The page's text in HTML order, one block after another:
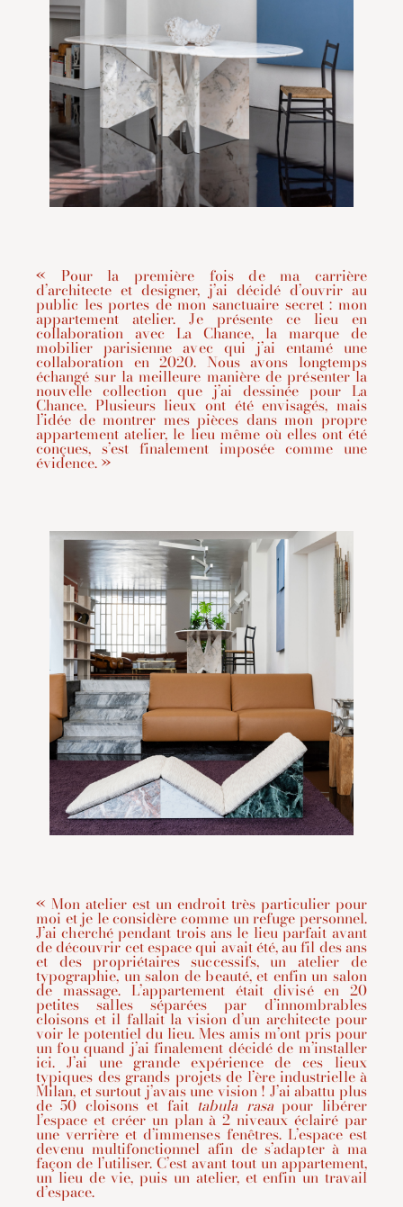
« Pour la première fois de ma carrière
d’architecte et designer, j’ai décidé d’ouvrir au
public les portes de mon sanctuaire secret : mon
appartement atelier. Je présente ce lieu en
collaboration avec La Chance, la marque de
mobilier parisienne avec qui j’ai entamé une
collaboration en 2020. Nous avons longtemps
échangé sur la meilleure manière de présenter la
nouvelle collection que j’ai dessinée pour La
Chance. Plusieurs lieux ont été envisagés, mais
l’idée de montrer mes pièces dans mon propre
appartement atelier, le lieu même où elles ont été
conçues, s’est finalement imposée comme une
évidence. »
« Mon atelier est un endroit très particulier pour
moi et je le considère comme un refuge personnel.
J’ai cherché pendant trois ans le lieu parfait avant
de découvrir cet espace qui avait été, au fil des ans
et des propriétaires successifs, un atelier de
typographie, un salon de beauté, et enfin un salon
de massage. L’appartement était divisé en 20
petites salles séparées par d’innombrables
cloisons et il fallait la vision d’un architecte pour
voir le potentiel du lieu. Mes amis m’ont pris pour
un fou quand j’ai finalement décidé de m’installer
ici. J’ai une grande expérience de ces lieux
typiques des grands projets de l’ère industrielle à
Milan, et surtout j’avais une vision ! J’ai abattu plus
de 50 cloisons et fait tabula rasapour libérer
l’espace et créer un plan à 2 niveaux éclairé par
une verrière et d’immenses fenêtres. L’espace est
devenu multifonctionnel afin de s’adapter à ma
façon de l’utiliser. C’est avant tout un appartement,
un lieu de vie, puis un atelier, et enfin un travail
d’espace.